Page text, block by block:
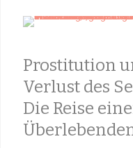
Prostitution
Verlust des
Die Reise